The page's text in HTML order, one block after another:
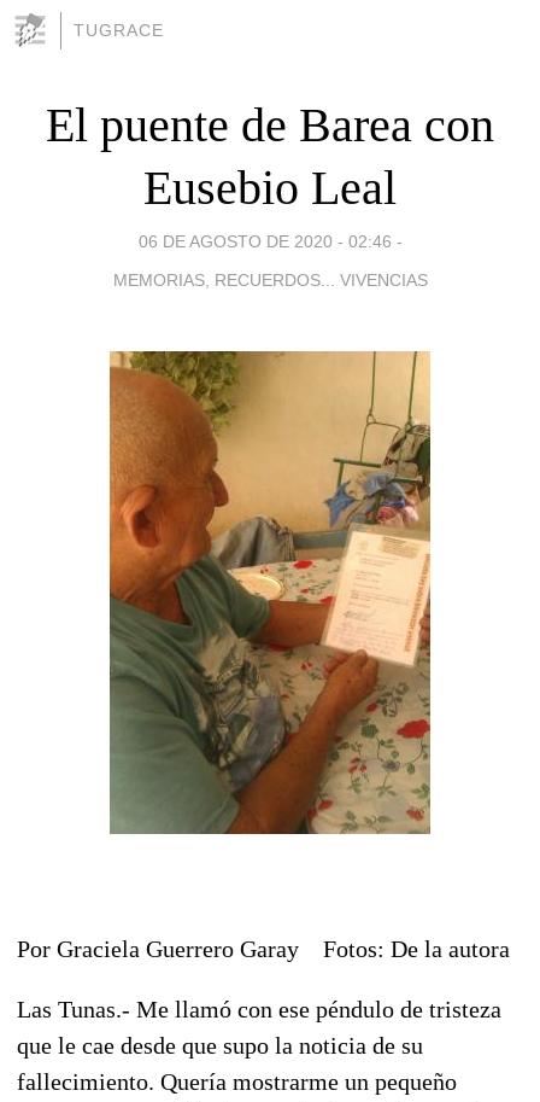
TUGRACE
El puente de Barea con
Eusebio Leal
06 DE AGOSTO DE 2020 - 02:46 -
MEMORIAS, RECUERDOS... VIVENCIAS
Por Graciela Guerrero Garay Fotos: De la autora
Las Tunas.- Me llamó con ese péndulo de tristeza
que le cae desde que supo la noticia de su
fallecimiento. Quería mostrarme un pequeño